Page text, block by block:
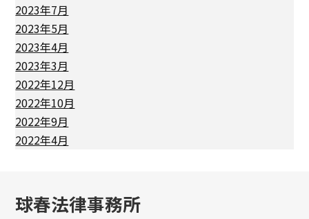
2023年7月
2023年5月
2023年4月
2023年3月
2022年12月
2022年10月
2022年9月
2022年4月
球春法律事務所